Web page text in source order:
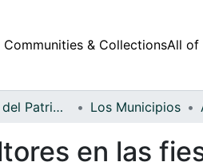
Communities & CollectionsAll of
Fondo Archivo del Patrimonio Fotográfico y Fílmico del Valle del Cauca Los Municipios
en las